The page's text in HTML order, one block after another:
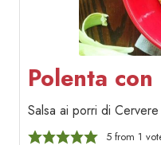
Polenta
Salsa ai porri di
5from 1